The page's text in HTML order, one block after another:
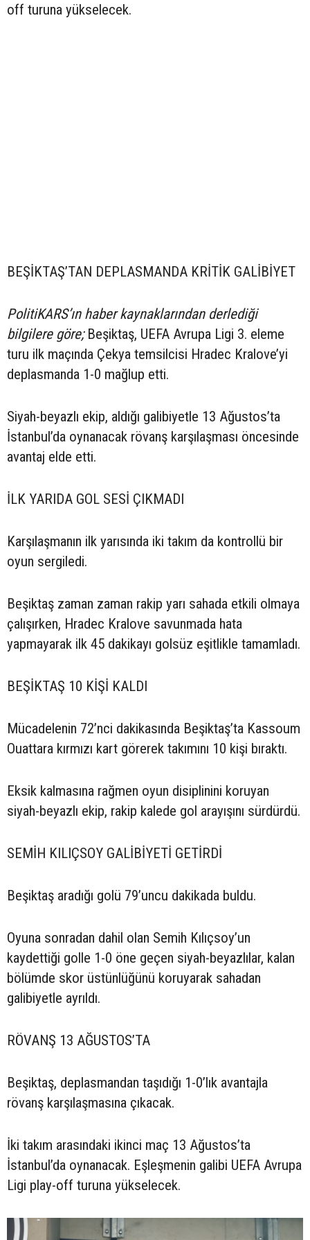
off turuna yükselecek.
BEŞİKTAŞ’TAN DEPLASMANDA KRİTİK GALİBİYET
PolitiKARS’ın haber kaynaklarından derlediği
bilgilere göre;Beşiktaş, UEFA Avrupa Ligi 3. eleme
turu ilk maçında Çekya temsilcisi Hradec Kralove’yi
deplasmanda 1-0 mağlup etti.
Siyah-beyazlı ekip, aldığı galibiyetle 13 Ağustos’ta
İstanbul’da oynanacak rövanş karşılaşması öncesinde
avantaj elde etti.
İLK YARIDA GOL SESİ ÇIKMADI
Karşılaşmanın ilk yarısında iki takım da kontrollü bir
oyun sergiledi.
Beşiktaş zaman zaman rakip yarı sahada etkili olmaya
çalışırken, Hradec Kralove savunmada hata
yapmayarak ilk 45 dakikayı golsüz eşitlikle tamamladı.
BEŞİKTAŞ 10 KİŞİ KALDI
Mücadelenin 72’nci dakikasında Beşiktaş’ta Kassoum
Ouattara kırmızı kart görerek takımını 10 kişi bıraktı.
Eksik kalmasına rağmen oyun disiplinini koruyan
siyah-beyazlı ekip, rakip kalede gol arayışını sürdürdü.
SEMİH KILIÇSOY GALİBİYETİ GETİRDİ
Beşiktaş aradığı golü 79’uncu dakikada buldu.
Oyuna sonradan dahil olan Semih Kılıçsoy’un
kaydettiği golle 1-0 öne geçen siyah-beyazlılar, kalan
bölümde skor üstünlüğünü koruyarak sahadan
galibiyetle ayrıldı.
RÖVANŞ 13 AĞUSTOS’TA
Beşiktaş, deplasmandan taşıdığı 1-0’lık avantajla
rövanş karşılaşmasına çıkacak.
İki takım arasındaki ikinci maç 13 Ağustos’ta
İstanbul’da oynanacak. Eşleşmenin galibi UEFA Avrupa
Ligi play-off turuna yükselecek.